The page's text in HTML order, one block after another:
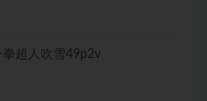
拳超人吹雪49p2v